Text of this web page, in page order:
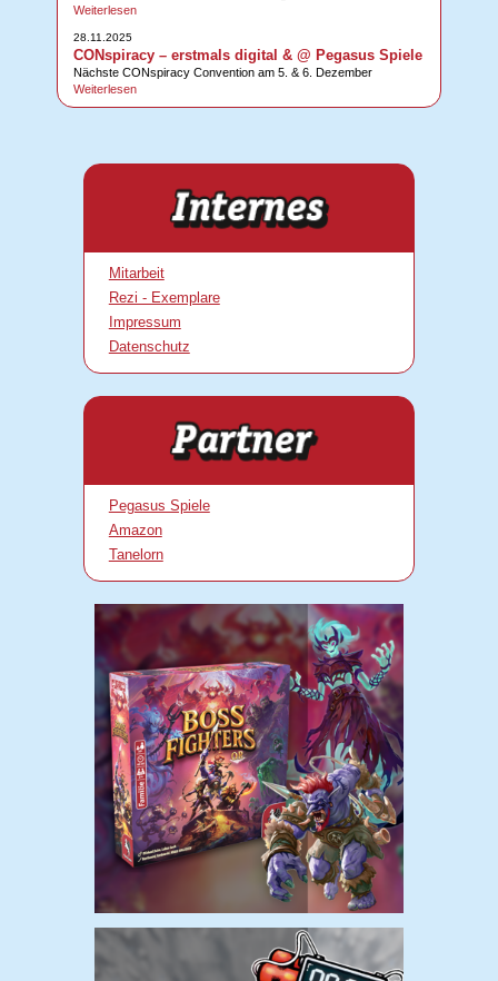
Weiterlesen
28.11.2025
CONspiracy – erstmals digital & @ Pegasus Spiele
Nächste CONspiracy Convention am 5. & 6. Dezember
Weiterlesen
Mitarbeit
Rezi - Exemplare
Impressum
Datenschutz
Pegasus Spiele
Amazon
Tanelorn